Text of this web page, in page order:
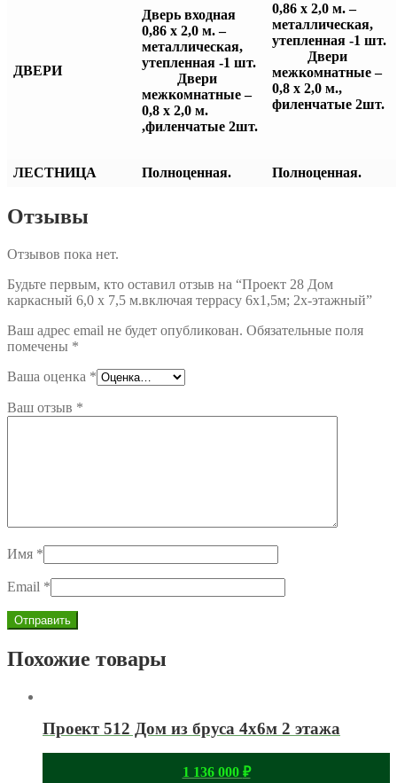
ДВЕРИ
Дверь входная
0,86 х 2,0 м. –
металлическая,
утепленная -1 шт.
Двери
межкомнатные –
0,8 х 2,0 м.
,филенчатые 2шт.
0,86 х 2,0 м. –
металлическая,
утепленная -1 шт.
Двери
межкомнатные –
0,8 х 2,0 м.,
филенчатые 2шт.
ЛЕСТНИЦА Полноценная. Полноценная.
Отзывы
Отзывов пока нет.
Будьте первым, кто оставил отзыв на “Проект 28 Дом
каркасный 6,0 х 7,5 м.включая террасу 6х1,5м; 2х-этажный”
Ваш адрес email не будет опубликован. Обязательные поля
помечены *
Ваша оценка *
Ваш отзыв *
Имя *
Email *
Похожие товары
Проект 512 Дом из бруса 4х6м 2 этажа
1 136 000 ₽